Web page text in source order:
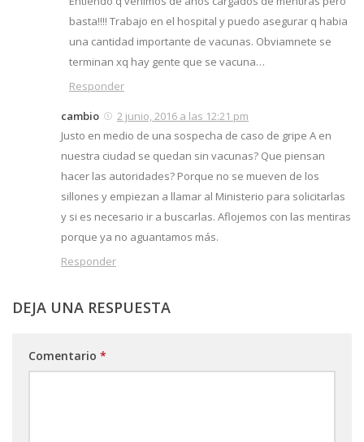
basta!!!! Trabajo en el hospital y puedo asegurar q habia
una cantidad importante de vacunas. Obviamnete se
terminan xq hay gente que se vacuna…
Responder
cambio
2 junio, 2016 a las 12:21 pm
Justo en medio de una sospecha de caso de gripe A en
nuestra ciudad se quedan sin vacunas? Que piensan
hacer las autoridades? Porque no se mueven de los
sillones y empiezan a llamar al Ministerio para solicitarlas
y si es necesario ir a buscarlas. Aflojemos con las mentiras
porque ya no aguantamos más.
Responder
DEJA UNA RESPUESTA
Comentario *